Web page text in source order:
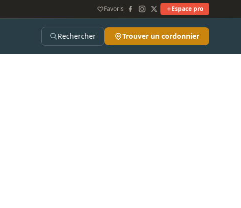
Favoris Espace pro
Rechercher Trouver un cordonnier